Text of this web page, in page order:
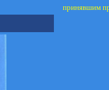
принявшим